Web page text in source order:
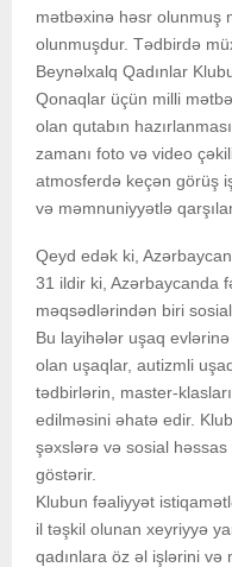
mətbəxinə həsr olunmuş
olunmuşdur. Tədbirdə
Beynəlxalq Qadınlar
Qonaqlar üçün milli
olan qutabın
zamanı foto və video
atmosferdə keçən görüş
və məmnuniyyətlə
Qeyd edək ki,
31 ildir ki, Azərbaycanda
məqsədlərindən biri
Bu layihələr uşaq
olan uşaqlar, autizmli
tədbirlərin, master-
edilməsini əhatə edir.
şəxslərə və sosial
göstərir.
Klubun fəaliyyət
il təşkil olunan xeyriyyə
qadınlara öz əl işlərini və